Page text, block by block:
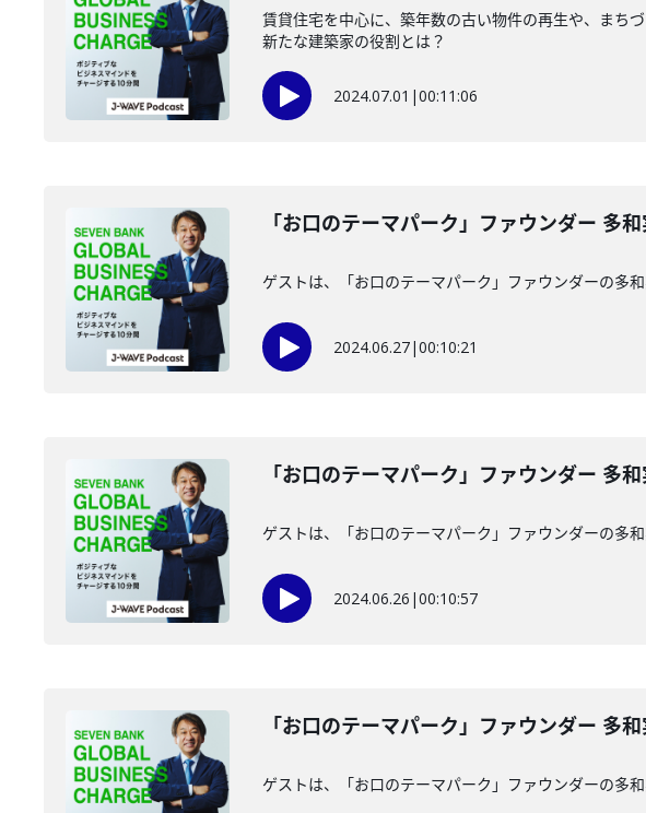
賃貸住宅を中心に、築年数の古い物件の再生や、まち
新たな建築家の役割とは？
2024.07.01 |00:11:06
「お口のテーマパーク」ファウンダー 多
ゲストは、「お口のテーマパーク」ファウンダーの多
2024.06.27|00:10:21
「お口のテーマパーク」ファウンダー 多
ゲストは、「お口のテーマパーク」ファウンダーの多
2024.06.26 |00:10:57
「お口のテーマパーク」ファウンダー 多
ゲストは、「お口のテーマパーク」ファウンダーの多